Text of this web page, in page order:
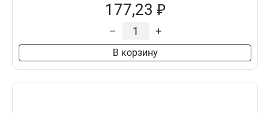
177,23 ₽
– +
В корзину